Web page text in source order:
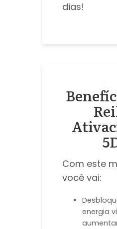
dias!
Com este
você vai:
energia